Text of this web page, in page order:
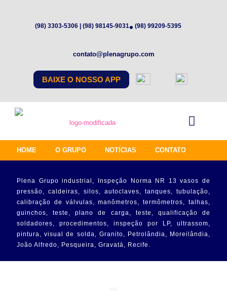
(98) 3303-5306 | (98) 98145-9031 (98) 99209-5395
contato@plenagrupo.com
BAIXE O NOSSO APP
HOME O GRUPO NOTÍCIAS CONTATO
Plena Grupo industrial, Inspeção Norma NR 13 vasos de
pressão, caldeiras, silos, autoclaves, tanques, tubulação,
calibração de válvulas, manômetros, termômetros, talhas,
guinchos, teste, plano de carga, teste, qualificação de
soldadores, procedimentos, inspeção por LP, ultrassom,
pintura, visual de solda, Granito, Petrolândia, Moreilândia,
João Alfredo, Pesqueira, Gravatá, Recife.